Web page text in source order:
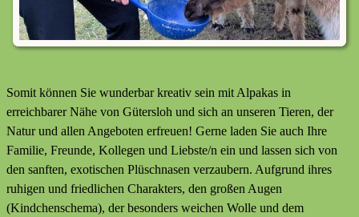
Somit können Sie wunderbar kreativ sein mit Alpakas in
erreichbarer Nähe von Gütersloh und sich an unseren Tieren, der
Natur und allen Angeboten erfreuen! Gerne laden Sie auch Ihre
Familie, Freunde, Kollegen und Liebste/n ein und lassen sich von
den sanften, exotischen Plüschnasen verzaubern. Aufgrund ihres
ruhigen und friedlichen Charakters, den großen Augen
(Kindchenschema), der besonders weichen Wolle und dem